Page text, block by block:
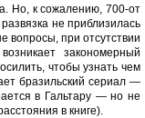
Но, к сожалению, 700-от
не приблизилась
вопросы, при отсутствии
закономерный
чтобы узнать чем
бразильский сериал —
в Гальтару — но не
в книге).